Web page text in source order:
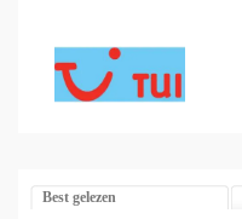
Best gelezen